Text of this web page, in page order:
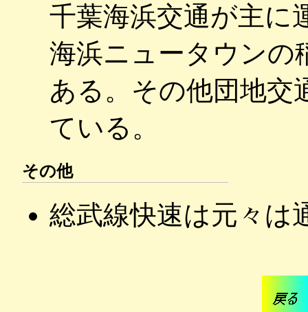
千葉海浜交通が主に
海浜ニュータウンの
ある。その他団地交
ている。
その他
総武線快速は元々は